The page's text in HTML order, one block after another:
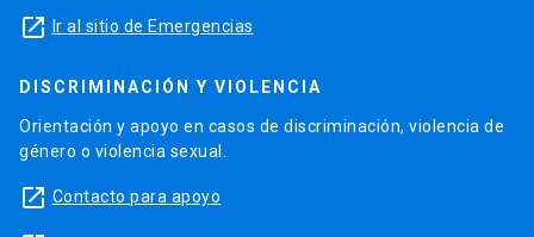
launch Ir al sitio de Emergencias
DISCRIMINACIÓN Y VIOLENCIA
Orientación y apoyo en casos de discriminación, violencia de
género o violencia sexual.
launch Contacto para apoyo